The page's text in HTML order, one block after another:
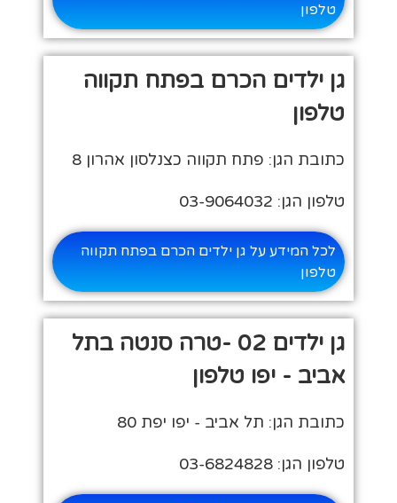
טלפון
גן ילדים הכרם בפתח תקווה
טלפון
כתובת הגן: פתח תקווה כצנלסון אהרון 8
טלפון הגן: 03-9064032
לכל המידע על גן ילדים הכרם בפתח תקווה
טלפון
גן ילדים 02 -טרה סנטה בתל
אביב - יפו טלפון
כתובת הגן: תל אביב - יפו יפת 80
טלפון הגן: 03-6824828